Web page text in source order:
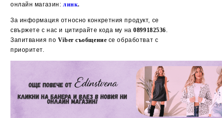
онлайн магазин: линк.
За информация относно конкретния продукт, се
свържете с нас и цитирайте кода му на0899182536
Запитвания по Viber съобщение се обработват с
приоритет.